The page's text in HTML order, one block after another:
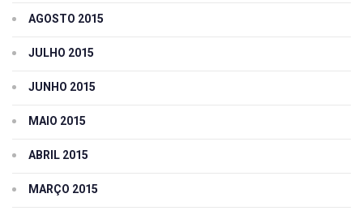
AGOSTO 2015
JULHO 2015
JUNHO 2015
MAIO 2015
ABRIL 2015
MARÇO 2015